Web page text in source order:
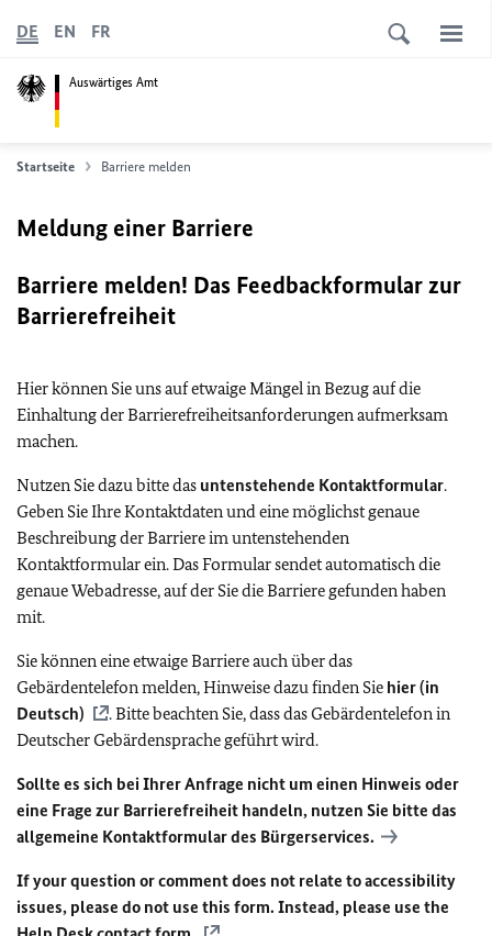
Auswärtiges Amt
DE EN FR
Startseite Barriere melden
Meldung einer Barriere
Barriere melden! Das Feedbackformular zur
Barrierefreiheit
Hier können Sie uns auf etwaige Mängel in Bezug auf die
Einhaltung der Barrierefreiheitsanforderungen aufmerksam
machen.
Nutzen Sie dazu bitte das untenstehende Kontaktformular.
Geben Sie Ihre Kontaktdaten und eine möglichst genaue
Beschreibung der Barriere im untenstehenden
Kontaktformular ein. Das Formular sendet automatisch die
genaue Webadresse, auf der Sie die Barriere gefunden haben
mit.
Sie können eine etwaige Barriere auch über das
Gebärdentelefon melden, Hinweise dazu finden Sie hier (in
Deutsch)
. Bitte beachten Sie, dass das Gebärdentelefon in
Deutscher Gebärdensprache geführt wird.
Sollte es sich bei Ihrer Anfrage nicht um einen Hinweis oder
eine Frage zur Barrierefreiheit handeln, nutzen Sie bitte das
allgemeine Kontaktformular des Bürgerservices.
If your question or comment does not relate to accessibility
issues, please do not use this form. Instead, please use the